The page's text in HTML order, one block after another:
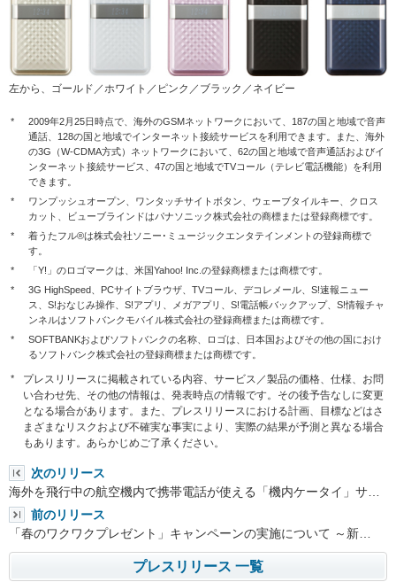
左から、ゴールド／ホワイト／ピンク／ブラック／ネイビー
*
2009年2月25日時点で、海外のGSMネットワークにおいて、187の国と地域で音声
通話、128の国と地域でインターネット接続サービスを利用できます。また、海外
の3G（W-CDMA方式）ネットワークにおいて、62の国と地域で音声通話およびイ
ンターネット接続サービス、47の国と地域でTVコール（テレビ電話機能）を利用
できます。
*
ワンプッシュオープン、ワンタッチサイトボタン、ウェーブタイルキー、クロス
カット、ビューブラインドはパナソニック株式会社の商標または登録商標です。
*
着うたフル®は株式会社ソニー･ミュージックエンタテインメントの登録商標で
す。
*
「Y!」のロゴマークは、米国Yahoo! Inc.の登録商標または商標です。
*
3G HighSpeed、PCサイトブラウザ、TVコール、デコレメール、S!速報ニュー
ス、S!おなじみ操作、S!アプリ、メガアプリ、S!電話帳バックアップ、S!情報チャ
ンネルはソフトバンクモバイル株式会社の登録商標または商標です。
*
SOFTBANKおよびソフトバンクの名称、ロゴは、日本国およびその他の国におけ
るソフトバンク株式会社の登録商標または商標です。
*
プレスリリースに掲載されている内容、サービス／製品の価格、仕様、お問
い合わせ先、その他の情報は、発表時点の情報です。その後予告なしに変更
となる場合があります。また、プレスリリースにおける計画、目標などはさ
まざまなリスクおよび不確実な事実により、実際の結果が予測と異なる場合
もあります。あらかじめご了承ください。
次のリリース
海外を飛行中の航空機内で携帯電話が使える「機内ケータイ」サ…
前のリリース
「春のワクワクプレゼント」キャンペーンの実施について ～新…
プレスリリース 一覧